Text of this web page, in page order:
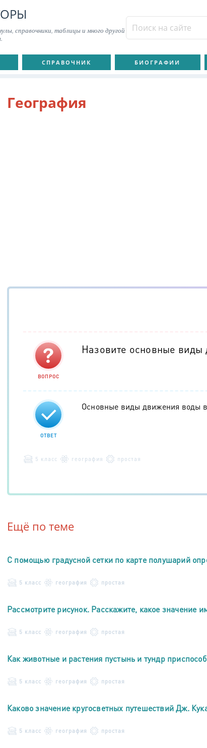
справочники, таблицы и много другой
СПРАВОЧНИК БИОГРАФИИ
География
ВОПРОС
Назовите основные
ОТВЕТ
Основные виды движения воды
5 класс география простая
Ещё по теме
С помощью градусной сетки по карте полушарий
5 класс география простая
Рассмотрите рисунок. Расскажите, какое значение
5 класс география простая
Как животные и растения пустынь и тундр
5 класс география простая
Каково значение кругосветных путешествий Дж.
5 класс география простая